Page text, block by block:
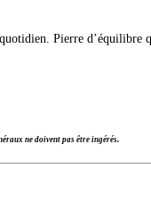
Pierre
ne doivent pas être ingérés.